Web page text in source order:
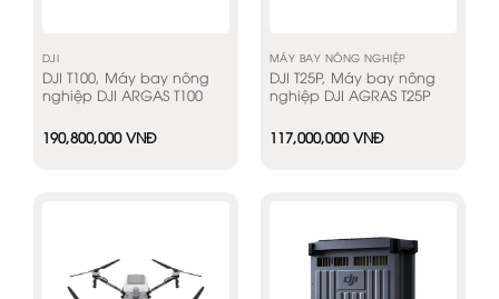
DJI
DJI T100, Máy bay nông
nghiệp DJI ARGAS T100
190,800,000VNĐ
MÁY BAY NÔNG NGHIỆP
DJI T25P, Máy bay nông
nghiệp DJI AGRAS T25P
117,000,000VNĐ